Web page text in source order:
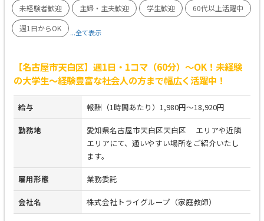
未経験者歓迎 主婦・主夫歓迎 学生歓迎
60代以上活躍中
週1日からOK
...全て表示
【名古屋市天白区】週1日・1コマ（60分）～OK！未経験
の大学生～経験豊富な社会人の方まで幅広く活躍中！
給与 報酬（1時間あたり）1,980円～18,920円
勤務地
愛知県名古屋市天白区天白区 エリアや近隣
エリアにて、通いやすい場所をご紹介いたし
ます。
雇用形態 業務委託
会社名 株式会社トライグループ（家庭教師）